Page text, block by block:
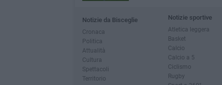
Notizie da Bisceglie
Cronaca
Politica
Attualità
Cultura
Spettacoli
Territorio
Notizie sportive
Atletica leggera
Basket
Calcio
Calcio a 5
Ciclismo
Rugby